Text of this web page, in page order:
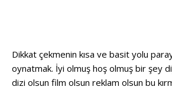
Dikkat çekmenin kısa ve basit yolu
oynatmak. İyi olmuş hoş olmuş bir şey
dizi olsun film olsun reklam olsun bu